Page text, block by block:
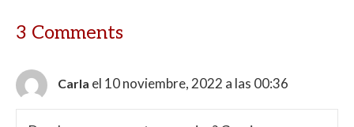
3 Comments
Carla el 10 noviembre, 2022 a las 00:36